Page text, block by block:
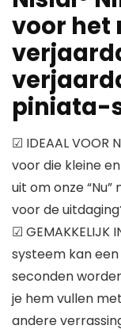
voor het
piniata-
☑ IDEAAL VOOR
voor die kleine
uit om onze
voor de
☑ GEMAKKELIJK
systeem kan
seconden
je hem vullen
andere